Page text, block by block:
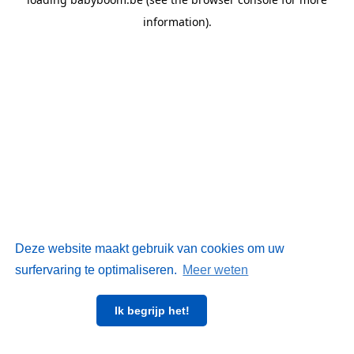
Deze website maakt gebruik van cookies om uw
surfervaring te optimaliseren. Meer weten
Ik begrijp het!
information).